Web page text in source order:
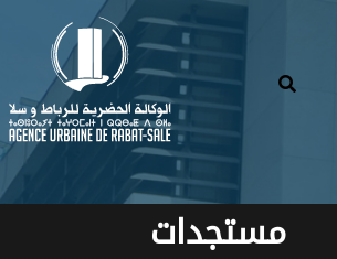
مستجدات